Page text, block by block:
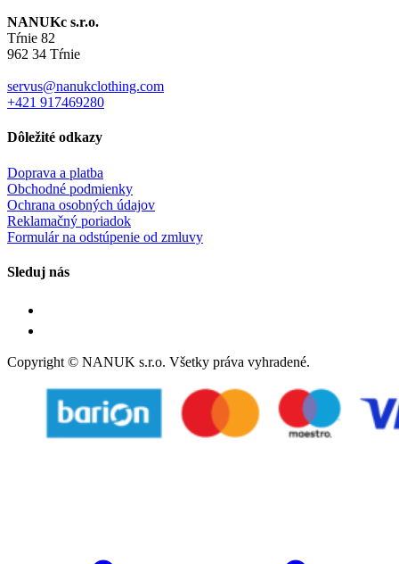
NANUKc s.r.o.
Tŕnie 82
962 34 Tŕnie
servus@nanukclothing.com
+421 917469280
Dôležité odkazy
Doprava a platba
Obchodné podmienky
Ochrana osobných údajov
Reklamačný poriadok
Formulár na odstúpenie od zmluvy
Sleduj nás
Copyright © NANUK s.r.o. Všetky práva vyhradené.